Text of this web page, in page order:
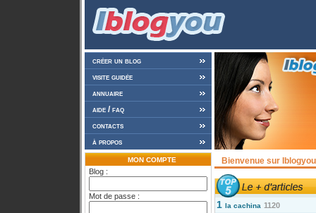
créer un blog
visite guidée
annuaire
aide / faq
contacts
à propos
MON COMPTE
Blog :
Mot de passe :
Bienvenue sur
1 la cachina 1120